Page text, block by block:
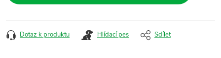
Dotaz k produktu Hlídací pes Sdílet